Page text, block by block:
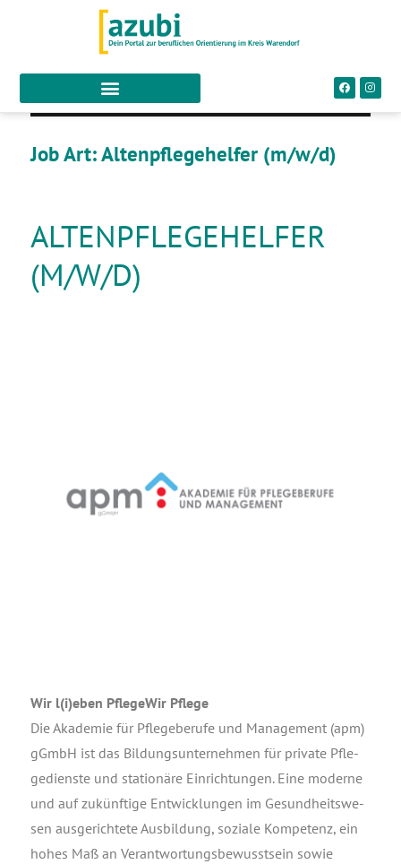
Job Art:Altenpflegehelfer (m/w/d)
ALTENPFLEGEHELFER
(M/W/D)
Wir l(i)eben Pfle­ge­Wir Pflege
Die Aka­de­mie für Pfle­ge­be­ru­fe und Manage­ment (apm)
gGmbH ist das Bil­dungs­un­ter­neh­men für pri­va­te Pfle­
ge­diens­te und sta­tio­nä­re Ein­rich­tun­gen. Eine moder­ne
und auf zukünf­ti­ge Ent­wick­lun­gen im Gesund­heits­we­
sen aus­ge­rich­te­te Aus­bil­dung, sozia­le Kom­pe­tenz, ein
hohes Maß an Ver­ant­wor­tungs­be­wusst­sein sowie